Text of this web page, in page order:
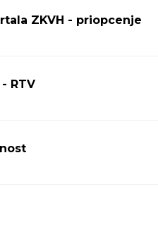
ZKVH - priopcenje
RTV